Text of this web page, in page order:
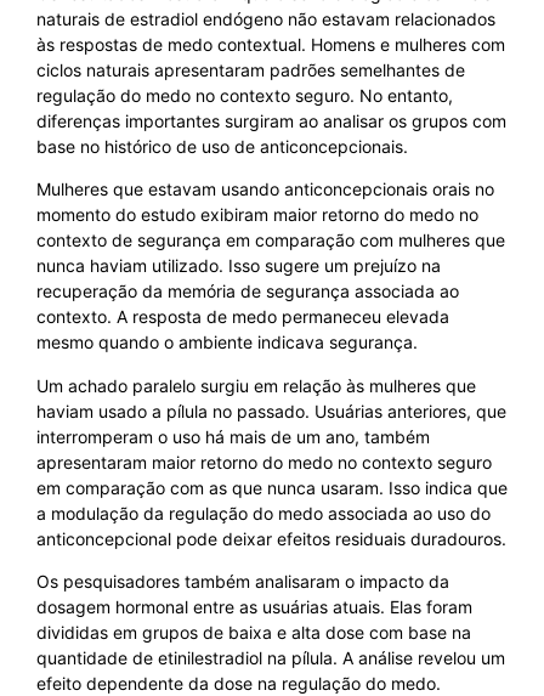
naturais de estradiol endógeno não estavam relacionados
às respostas de medo contextual. Homens e mulheres com
ciclos naturais apresentaram padrões semelhantes de
regulação do medo no contexto seguro. No entanto,
diferenças importantes surgiram ao analisar os grupos com
base no histórico de uso de anticoncepcionais.
Mulheres que estavam usando anticoncepcionais orais no
momento do estudo exibiram maior retorno do medo no
contexto de segurança em comparação com mulheres que
nunca haviam utilizado. Isso sugere um prejuízo na
recuperação da memória de segurança associada ao
contexto. A resposta de medo permaneceu elevada
mesmo quando o ambiente indicava segurança.
Um achado paralelo surgiu em relação às mulheres que
haviam usado a pílula no passado. Usuárias anteriores, que
interromperam o uso há mais de um ano, também
apresentaram maior retorno do medo no contexto seguro
em comparação com as que nunca usaram. Isso indica que
a modulação da regulação do medo associada ao uso do
anticoncepcional pode deixar efeitos residuais duradouros.
Os pesquisadores também analisaram o impacto da
dosagem hormonal entre as usuárias atuais. Elas foram
divididas em grupos de baixa e alta dose com base na
quantidade de etinilestradiol na pílula. A análise revelou um
efeito dependente da dose na regulação do medo.